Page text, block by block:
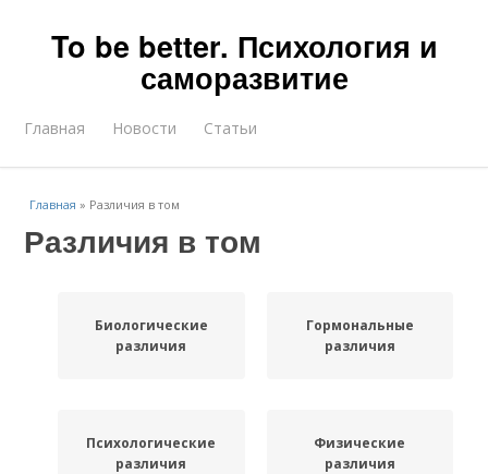
To be better. Психология и
саморазвитие
Главная Новости Статьи
Главная » Различия в том
Различия в том
Биологические
различия
Гормональные
различия
Психологические
различия
Физические
различия